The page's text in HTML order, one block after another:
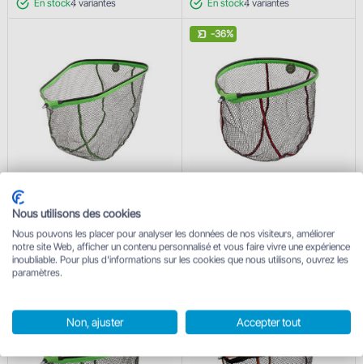
En stock4 variantes En stock4 variantes
Delphin REAXE FloateR CUBE
à partir de17.50 €
En stock5variantes
-36%
à partir de 11.18 €
En stock 2variantes
Nous utilisons des cookies
Nous pouvons les placer pour analyser les données de nos visiteurs, améliorer
notre site Web, afficher un contenu personnalisé et vous faire vivre une expérience
inoubliable. Pour plus d'informations sur les cookies que nous utilisons, ouvrez les
paramètres.
Non, ajuster Accepter tout